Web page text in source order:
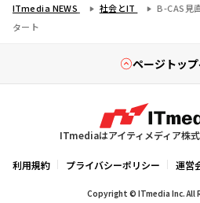
ITmedia NEWS 社会とIT
B-CAS見
タート
ページトッ
ITmediaはアイティメディア株
利用規約 プライバシーポリシー 運営
Copyright © ITmedia Inc. All